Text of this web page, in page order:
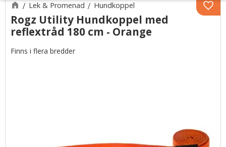
Lek & Promenad Hundkoppel
Rogz Utility Hundkoppel med
reflextråd 180 cm - Orange
Finns i flera bredder